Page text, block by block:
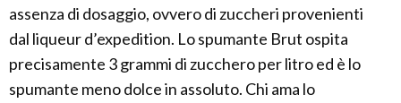
assenza di dosaggio, ovvero di zuccheri provenienti
dal liqueur d’expedition. Lo spumante Brut ospita
precisamente 3 grammi di zucchero per litro ed è lo
spumante meno dolce in assoluto. Chi ama lo